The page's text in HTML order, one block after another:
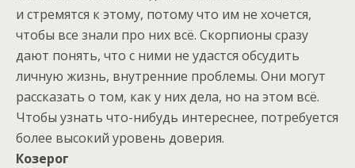
и стремятся к этому, потому что им не хочется,
чтобы все знали про них всё. Скорпионы сразу
дают понять, что с ними не удастся обсудить
личную жизнь, внутренние проблемы. Они могут
рассказать о том, как у них дела, но на этом всё.
Чтобы узнать что-нибудь интереснее, потребуется
более высокий уровень доверия.
Козерог